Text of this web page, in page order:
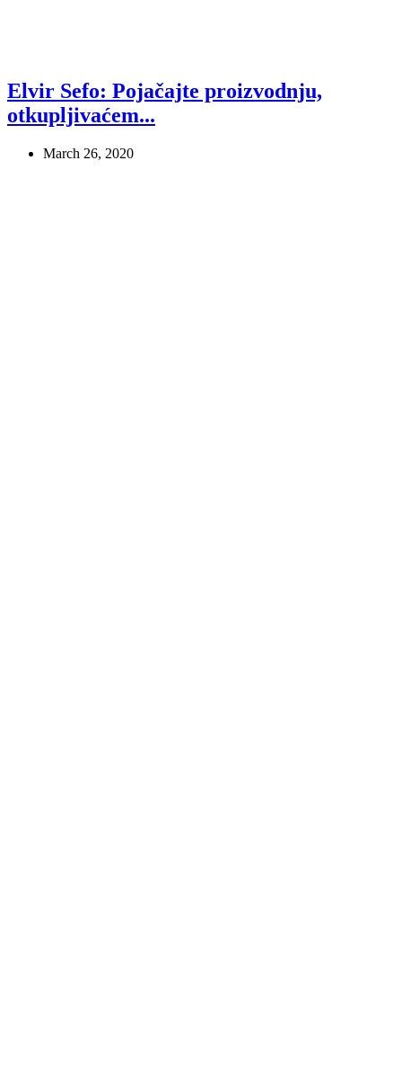
Elvir Sefo: Pojačajte proizvodnju,
otkupljivaćem...
March 26, 2020